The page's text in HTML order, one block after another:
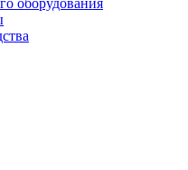
оборудования